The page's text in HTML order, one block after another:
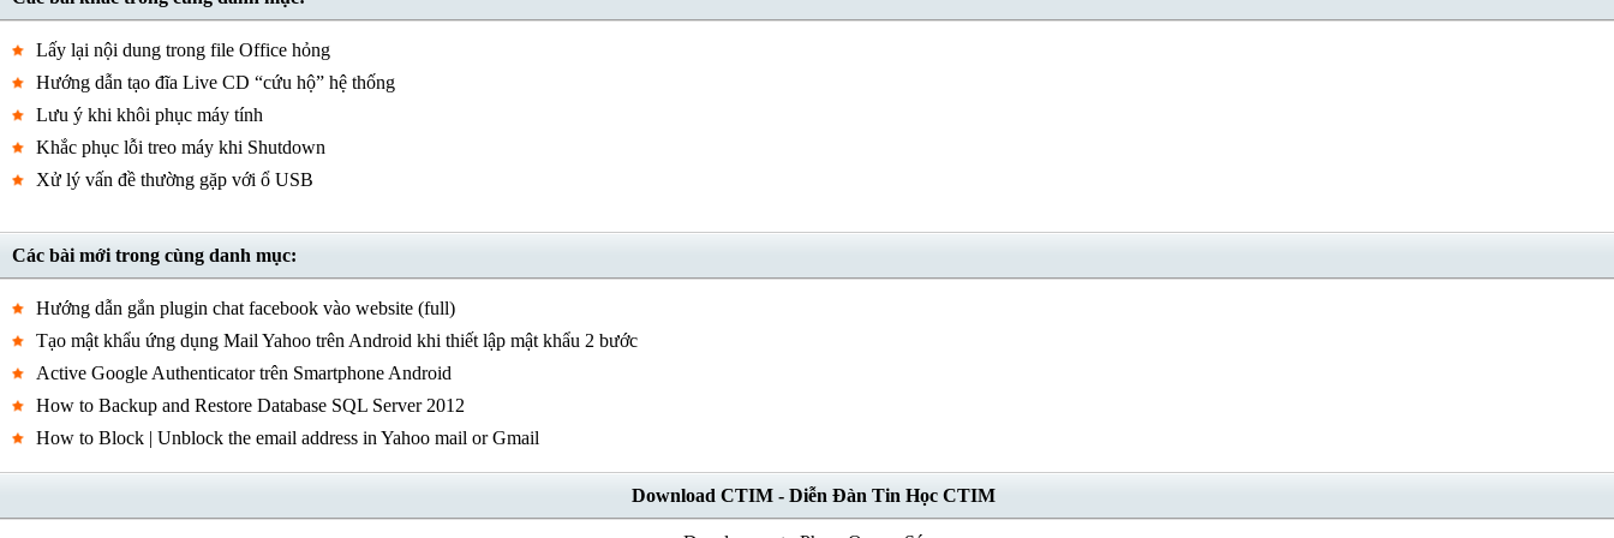
Lấy lại nội dung trong file Office hỏng
Hướng dẫn tạo đĩa Live CD “cứu hộ” hệ thống
Lưu ý khi khôi phục máy tính
Khắc phục lỗi treo máy khi Shutdown
Xử lý vấn đề thường gặp với ổ USB
Các bài mới trong cùng danh mục:
Hướng dẫn gắn plugin chat facebook vào website (full)
Tạo mật khẩu ứng dụng Mail Yahoo trên Android khi thiết lập mật khẩu 2 bước
Active Google Authenticator trên Smartphone Android
How to Backup and Restore Database SQL Server 2012
How to Block | Unblock the email address in Yahoo mail or Gmail
Download CTIM - Diễn Đàn Tin Học CTIM